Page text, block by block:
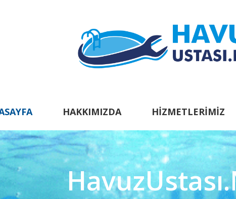
HAKKIMIZDA HIZMETLERIMIZ